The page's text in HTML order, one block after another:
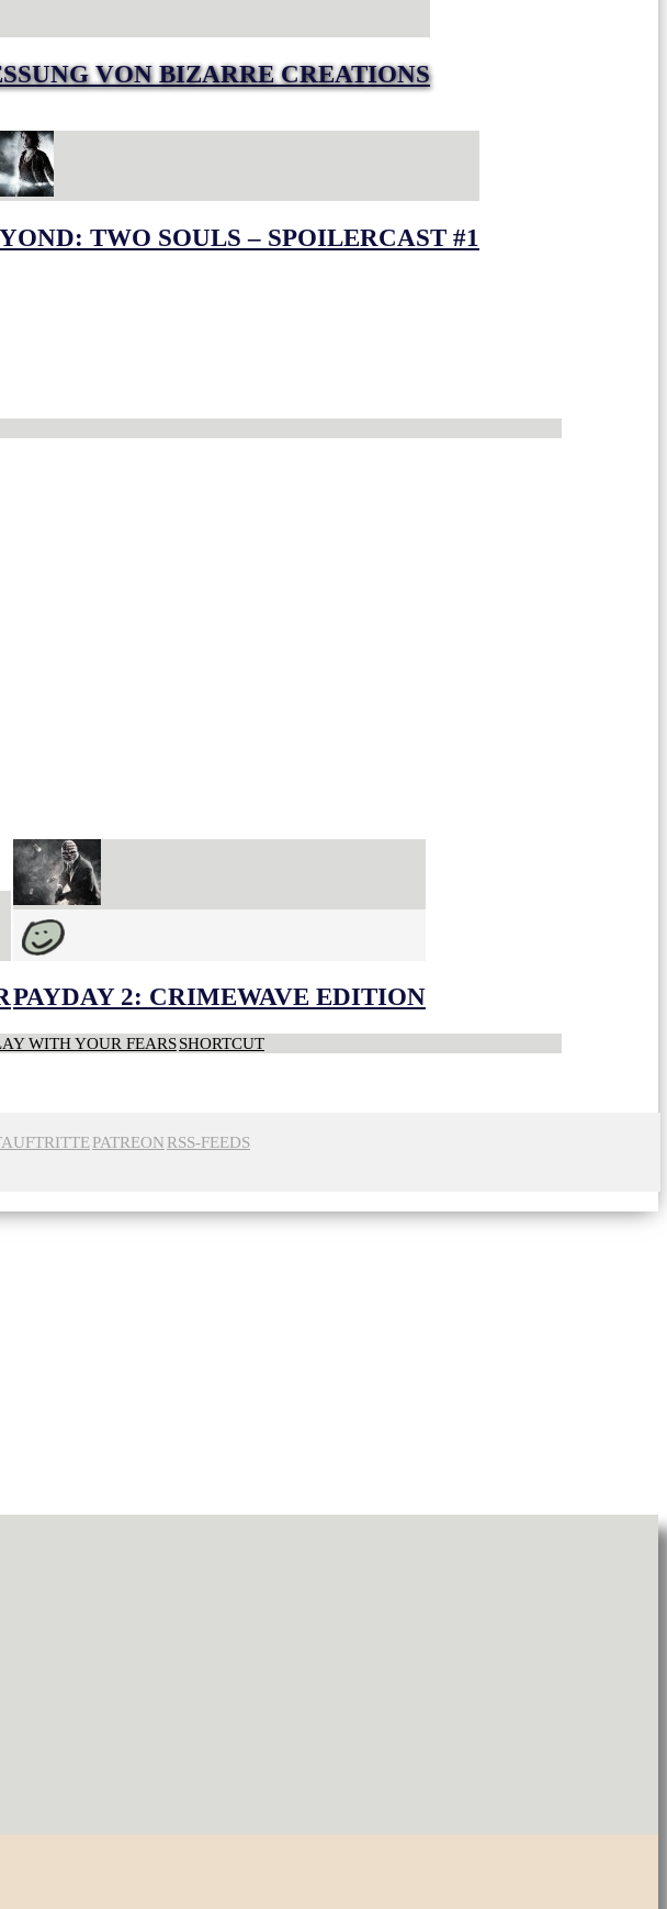
VON BIZARRE CREATIONS
TWO SOULS – SPOILERCAST #1
PAYDAY 2: CRIMEWAVE EDITION
WITH YOUR FEARSSHORTCUT
PATREON RSS-FEEDS